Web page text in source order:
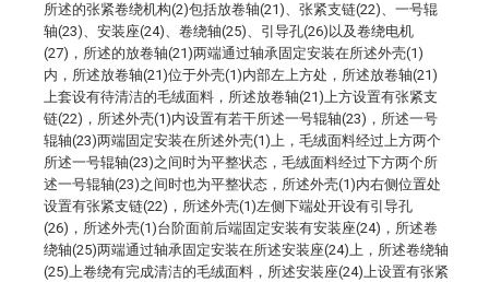
所述的张紧卷绕机构(2)包括放卷轴(21)、张紧支链(22)、一号辊
轴(23)、安装座(24)、卷绕轴(25)、引导孔(26)以及卷绕电机
(27)，所述的放卷轴(21)两端通过轴承固定安装在所述外壳(1)
内，所述放卷轴(21)位于外壳(1)内部左上方处，所述放卷轴(21)
上套设有待清洁的毛绒面料，所述放卷轴(21)上方设置有张紧支
链(22)，所述外壳(1)内设置有若干所述一号辊轴(23)，所述一号
辊轴(23)两端固定安装在所述外壳(1)上，毛绒面料经过上方两个
所述一号辊轴(23)之间时为平整状态，毛绒面料经过下方两个所
述一号辊轴(23)之间时也为平整状态，所述外壳(1)内右侧位置处
设置有张紧支链(22)，所述外壳(1)左侧下端处开设有引导孔
(26)，所述外壳(1)台阶面前后端固定安装有安装座(24)，所述卷
绕轴(25)两端通过轴承固定安装在所述安装座(24)上，所述卷绕轴
(25)上卷绕有完成清洁的毛绒面料，所述安装座(24)上设置有张紧